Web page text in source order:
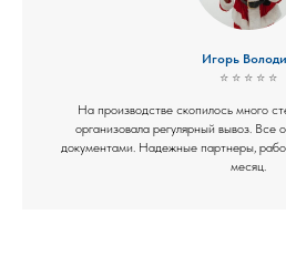
Игорь
⭐ ⭐ ⭐ ⭐ ⭐
На производстве скопилось много
организовала регулярный вывоз. Все
документами. Надежные партнеры,
месяц.